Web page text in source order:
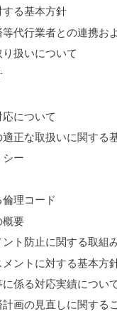
る基本方針
代行業者との連携お
扱いについて
について
正な取扱いに関する
シー
理コード
概要
ト防止に関する取組
ントに対する基本方
係る対応実績につい
画の見直しに関する